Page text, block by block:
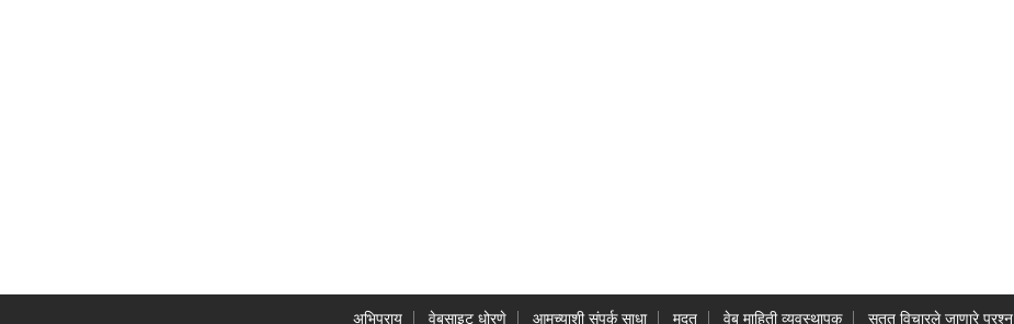
अभिप्राय वेबसाइट धोरणे आमच्याशी संपर्क साधा मदत वेब माहिती व्यवस्थापक सतत विचारले जाणारे प्रश्न